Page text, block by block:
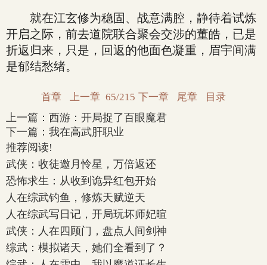
就在江玄修为稳固、战意满腔，静待着试炼
开启之际，前去道院联合聚会交涉的董皓，已是
折返归来，只是，回返的他面色凝重，眉宇间满
是郁结愁绪。
首章 上一章 65/215 下一章 尾章 目录
上一篇： 西游：开局捉了百眼魔君
下一篇： 我在高武肝职业
推荐阅读!
武侠：收徒邀月怜星，万倍返还
恐怖求生：从收到诡异红包开始
人在综武钓鱼，修炼天赋逆天
人在综武写日记，开局玩坏师妃暄
武侠：人在四顾门，盘点人间剑神
综武：模拟诸天，她们全看到了？